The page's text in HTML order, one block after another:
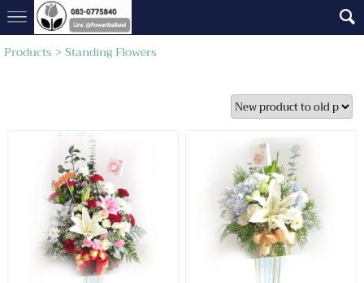
Products >Standing Flowers